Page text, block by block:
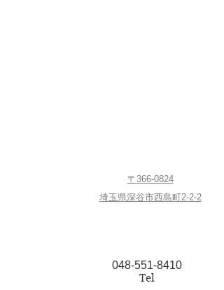
〒366-0824
埼玉県深谷市西島町2-2-2
048-551-8410
Tel